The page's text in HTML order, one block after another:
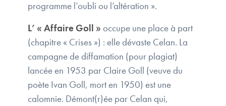
programme l’oubli ou l’altération ».
L’ « Affaire Goll » occupe une place à part
(chapitre « Crises ») : elle dévaste Celan. La
campagne de diffamation (pour plagiat)
lancée en 1953 par Claire Goll (veuve du
poète Ivan Goll, mort en 1950) est une
calomnie. Démont(r)ée par Celan qui,